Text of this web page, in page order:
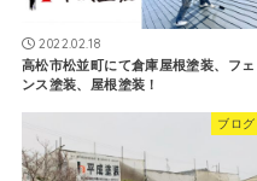
2022.02.18
高松市松並町にて倉庫屋根塗装、フェ
ンス塗装、屋根塗装！
ブログ